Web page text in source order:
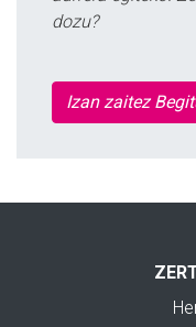
dozu?
Izan zaitez